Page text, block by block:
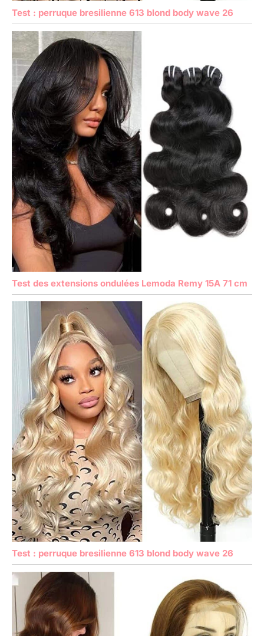
Test : perruque bresilienne 613 blond body wave 26
Test des extensions ondulées Lemoda Remy 15A 71 cm
Test : perruque bresilienne 613 blond body wave 26